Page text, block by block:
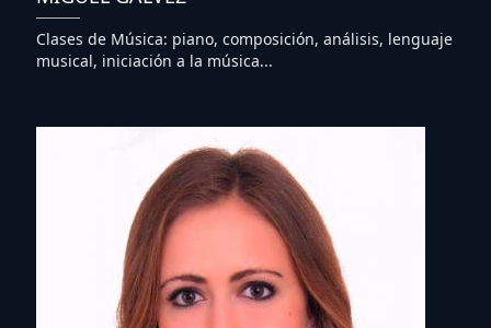
Clases de Música: piano, composición, análisis, lenguaje
musical, iniciación a la música...